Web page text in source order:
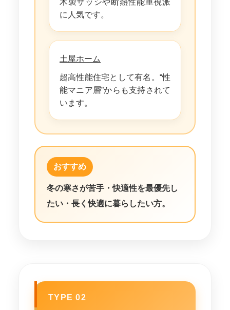
に人気です。
土屋ホーム
超高性能住宅として有名。“性
能マニア層”からも支持されて
います。
おすすめ
冬の寒さが苦手・快適性を最優先し
たい・長く快適に暮らしたい方。
TYPE 02